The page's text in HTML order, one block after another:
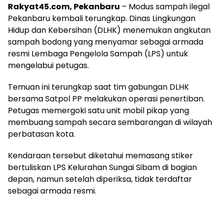
Rakyat45.com, Pekanbaru – Modus sampah ilegal
Pekanbaru kembali terungkap. Dinas Lingkungan
Hidup dan Kebersihan (DLHK) menemukan angkutan
sampah bodong yang menyamar sebagai armada
resmi Lembaga Pengelola Sampah (LPS) untuk
mengelabui petugas.
Temuan ini terungkap saat tim gabungan DLHK
bersama Satpol PP melakukan operasi penertiban.
Petugas memergoki satu unit mobil pikap yang
membuang sampah secara sembarangan di wilayah
perbatasan kota.
Kendaraan tersebut diketahui memasang stiker
bertuliskan LPS Kelurahan Sungai Sibam di bagian
depan, namun setelah diperiksa, tidak terdaftar
sebagai armada resmi.